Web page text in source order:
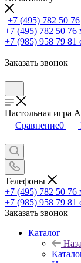
+7 (495) 782 50 76
+7 (495) 782 50 76
+7 (985) 958 79 81
Заказать звонок
Настольная игра
Сравнение0
Телефоны
+7 (495) 782 50 76
+7 (985) 958 79 81
Заказать звонок
Каталог